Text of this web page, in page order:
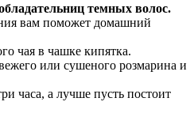
темных волос.
вам поможет домашний
чая в чашке кипятка.
или сушеного розмарина и
часа, а лучше пусть постоит